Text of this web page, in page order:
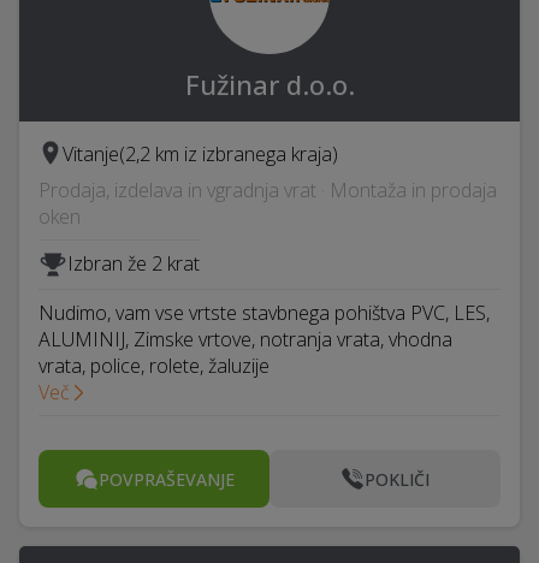
Fužinar d.o.o.
Vitanje(2,2 km iz izbranega kraja)
Prodaja, izdelava in vgradnja vrat · Montaža in prodaja
oken
Izbran že 2 krat
Nudimo, vam vse vrtste stavbnega pohištva PVC, LES,
ALUMINIJ, Zimske vrtove, notranja vrata, vhodna
vrata, police, rolete, žaluzije
Več
POVPRAŠEVANJE POKLIČI